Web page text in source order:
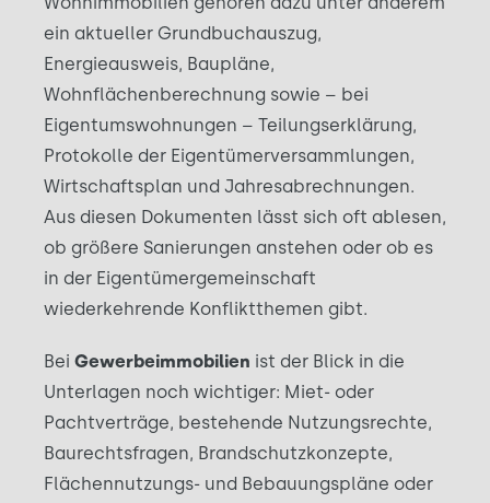
ein aktueller Grundbuchauszug,
Energieausweis, Baupläne,
Wohnflächenberechnung sowie – bei
Eigentumswohnungen – Teilungserklärung,
Protokolle der Eigentümerversammlungen,
Wirtschaftsplan und Jahresabrechnungen.
Aus diesen Dokumenten lässt sich oft ablesen,
ob größere Sanierungen anstehen oder ob es
in der Eigentümergemeinschaft
wiederkehrende Konfliktthemen gibt.
Bei Gewerbeimmobilien ist der Blick in die
Unterlagen noch wichtiger: Miet- oder
Pachtverträge, bestehende Nutzungsrechte,
Baurechtsfragen, Brandschutzkonzepte,
Flächennutzungs- und Bebauungspläne oder